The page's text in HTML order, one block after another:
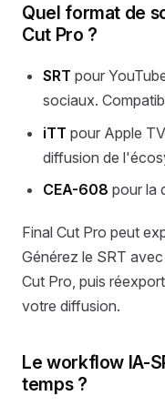
Quel format de
Cut Pro ?
SRT pour
sociaux.
iTT pour Apple
diffusion de
CEA-608 pour la
Final Cut Pro peut
Générez le SRT
Cut Pro, puis
votre diffusion.
Le workflow IA-
temps ?